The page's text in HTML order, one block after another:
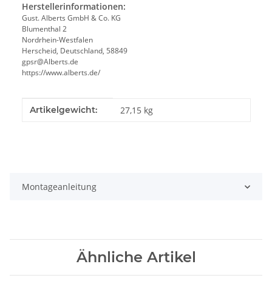
Herstellerinformationen:
Gust. Alberts GmbH & Co. KG
Blumenthal 2
Nordrhein-Westfalen
Herscheid, Deutschland, 58849
gpsr@Alberts.de
https://www.alberts.de/
Produkteigenschaft
Wert
Artikelgewicht: 27,15 kg
Montageanleitung
Ähnliche Artikel